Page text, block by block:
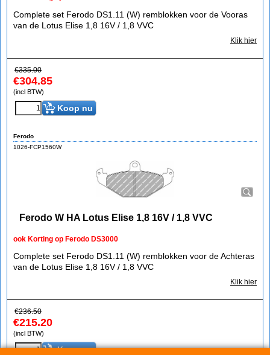
Complete set Ferodo DS1.11 (W) remblokken voor de Vooras
van de Lotus Elise 1,8 16V / 1,8 VVC
Klik hier
€335.00
€304.85
(incl BTW)
Koop nu
Ferodo
1026-FCP1560W
Ferodo W HA Lotus Elise 1,8 16V / 1,8 VVC
ook Korting op Ferodo DS3000
Complete set Ferodo DS1.11 (W) remblokken voor de Achteras
van de Lotus Elise 1,8 16V / 1,8 VVC
Klik hier
€236.50
€215.20
(incl BTW)
Koop nu